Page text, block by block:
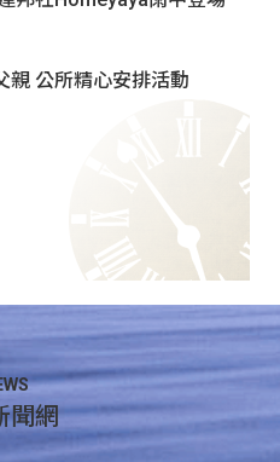
親 公所精心安排活動
聞網